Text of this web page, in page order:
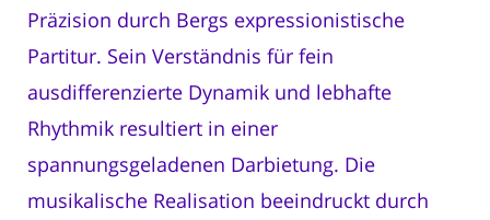
Präzision durch Bergs expressionistische
Partitur. Sein Verständnis für fein
ausdifferenzierte Dynamik und lebhafte
Rhythmik resultiert in einer
spannungsgeladenen Darbietung. Die
musikalische Realisation beeindruckt durch